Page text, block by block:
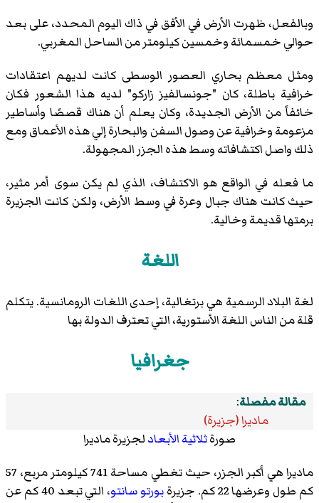
وبالفعل، ظهرت الأرض في الأفق في ذاك اليوم المحدد، على بعد
حوالي خمسمائة وخمسين كيلومتر من الساحل المغربي.
ومثل معظم بحاري العصور الوسطى كانت لديهم اعتقادات
خرافية باطلة، كان "جونسالفيز زاركو" لديه هذا الشعور فكان
خائفاً من الأرض الجديدة، وكان يعلم أن هناك قصصًا وأساطير
مزعومة وخرافية عن وصول السفن والبحارة إلي هذه الأعماق ومع
ذلك واصل اكتشافاته وسط هذه الجزر المجهولة.
ما فعله في الواقع هو الاكتشاف، الذي لم يكن سوى أمر مثير،
حيث كانت هناك جبال وعرة في وسط الأرض، ولكن كانت الجزيرة
برمتها قديمة وخالية.
اللغة
لغة البلاد الرسمية هي برتغالية، إحدى اللغات الرومانسية. يتكلم
قلة من الناس اللغة الأستورية، التي تعترف الدولة بها
جغرافيا
مقالة مفصلة:
ماديرا (جزيرة)
صورةثلاثية الأبعادلجزيرة ماديرا
ماديرا هي أكبر الجزر، حيث تغطي مساحة 741 كيلومتر مربع، 57
كم طول وعرضها 22 كم. جزيرة
بورتو سانتو
، التي تبعد 40 كم عن